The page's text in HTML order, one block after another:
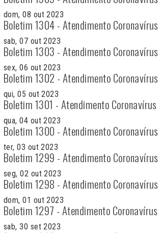
dom, 08 out 2023
Boletim 1304 - Atendimento Coronavírus
sab, 07 out 2023
Boletim 1303 - Atendimento Coronavírus
sex, 06 out 2023
Boletim 1302 - Atendimento Coronavírus
qui, 05 out 2023
Boletim 1301 - Atendimento Coronavírus
qua, 04 out 2023
Boletim 1300 - Atendimento Coronavírus
ter, 03 out 2023
Boletim 1299 - Atendimento Coronavírus
seg, 02 out 2023
Boletim 1298 - Atendimento Coronavírus
dom, 01 out 2023
Boletim 1297 - Atendimento Coronavírus
sab, 30 set 2023